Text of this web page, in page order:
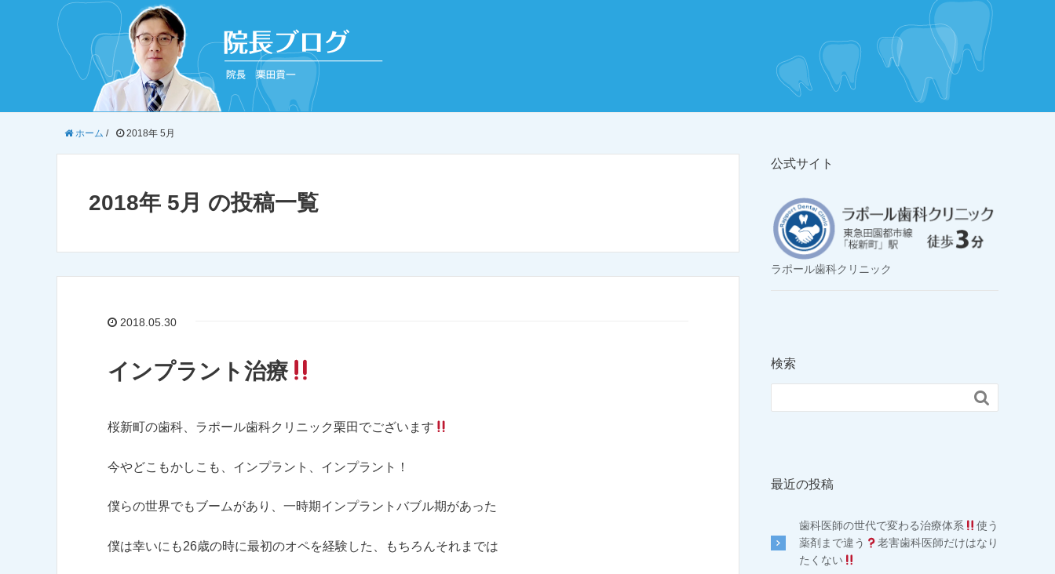
ホーム / 2018年 5月
2018年 5月 の投稿一覧
2018.05.30
インプラント治療
桜新町の歯科、ラポール歯科クリニック栗田でございます
今やどこもかしこも、インプラント、インプラント！
僕らの世界でもブームがあり、一時期インプラントバブル期があった
僕は幸いにも26歳の時に最初のオペを経験した、もちろんそれまでは
公式サイト
ラポール歯科クリニック
検索

最近の投稿
歯科医師の世代で変わる治療体系
使う
薬剤まで違う
老害歯科医師だけはなり
たくない